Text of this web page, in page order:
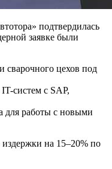
подтвердилась
заявке были
сварочного цехов под
систем с SAP,
для работы с новыми
на 15–20% по